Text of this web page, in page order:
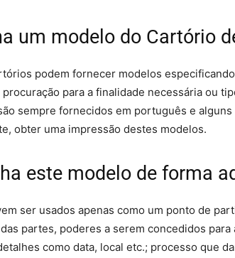
um modelo do Cartório
podem fornecer modelos
para a finalidade necessária ou
sempre fornecidos em português e
obter uma impressão destes modelos.
este modelo de forma
ser usados apenas como um ponto de
partes, poderes a serem concedidos
como data, local etc.; processo que